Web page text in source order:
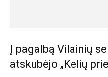
Į pagalbą Vilainių
atskubėjo „Kelių